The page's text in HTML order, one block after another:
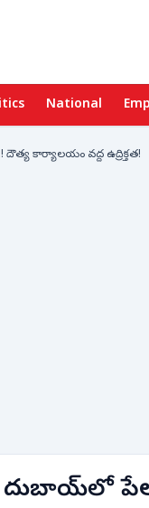
National
దౌత్య కార్యాలయం వద్ద ఉద్రిక్తత!
దుబాయ్‌లో